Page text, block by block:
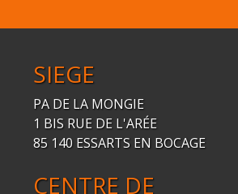
SIEGE
PA DE LA MONGIE
1 BIS RUE DE L'ARÉE
85 140 ESSARTS EN BOCAGE
CENTRE DE